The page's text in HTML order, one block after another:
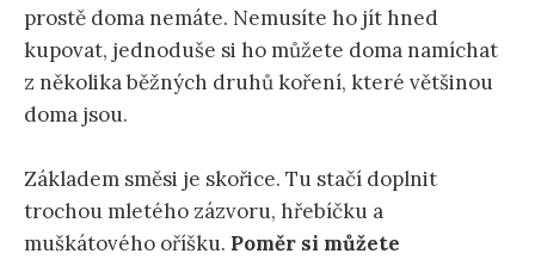
prostě doma nemáte. Nemusíte ho jít hned
kupovat, jednoduše si ho můžete doma namíchat
z několika běžných druhů koření, které většinou
doma jsou.
Základem směsi je skořice. Tu stačí doplnit
trochou mletého zázvoru, hřebíčku a
muškátového oříšku. Poměr si můžete